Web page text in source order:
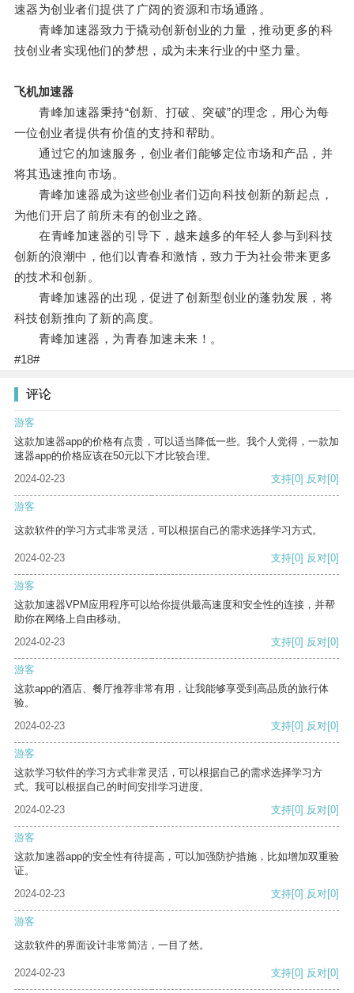
速器为创业者们提供了广阔的资源和市场通路。
青峰加速器致力于撬动创新创业的力量，推动更多的科
技创业者实现他们的梦想，成为未来行业的中坚力量。
飞机加速器
青峰加速器秉持“创新、打破、突破”的理念，用心为每
一位创业者提供有价值的支持和帮助。
通过它的加速服务，创业者们能够定位市场和产品，并
将其迅速推向市场。
青峰加速器成为这些创业者们迈向科技创新的新起点，
为他们开启了前所未有的创业之路。
在青峰加速器的引导下，越来越多的年轻人参与到科技
创新的浪潮中，他们以青春和激情，致力于为社会带来更多
的技术和创新。
青峰加速器的出现，促进了创新型创业的蓬勃发展，将
科技创新推向了新的高度。
青峰加速器，为青春加速未来！。
#18#
评论
游客
这款加速器app的价格有点贵，可以适当降低一些。我个人觉得，一款加
速器app的价格应该在50元以下才比较合理。
2024-02-23
支持[0] 反对[0]
游客
这款软件的学习方式非常灵活，可以根据自己的需求选择学习方式。
2024-02-23 支持[0] 反对[0]
游客
这款加速器VPM应用程序可以给你提供最高速度和安全性的连接，并帮
助你在网络上自由移动。
2024-02-23
支持[0] 反对[0]
游客
这款app的酒店、餐厅推荐非常有用，让我能够享受到高品质的旅行体
验。
2024-02-23
支持[0] 反对[0]
游客
这款学习软件的学习方式非常灵活，可以根据自己的需求选择学习方
式。我可以根据自己的时间安排学习进度。
2024-02-23
支持[0] 反对[0]
游客
这款加速器app的安全性有待提高，可以加强防护措施，比如增加双重验
证。
2024-02-23
支持[0] 反对[0]
游客
这款软件的界面设计非常简洁，一目了然。
2024-02-23 支持[0] 反对[0]